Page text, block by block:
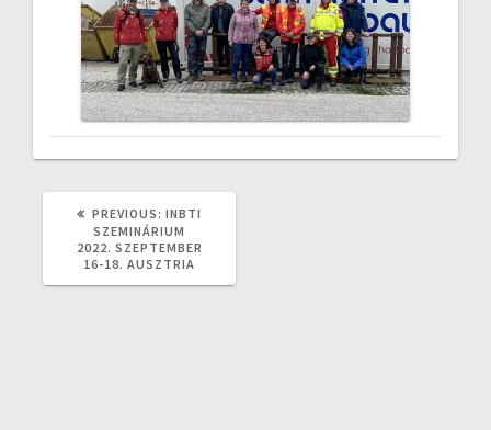
PREVIOUS: PREVIOUS
POST:
INBTI
SZEMINÁRIUM
2022. SZEPTEMBER
16-18. AUSZTRIA